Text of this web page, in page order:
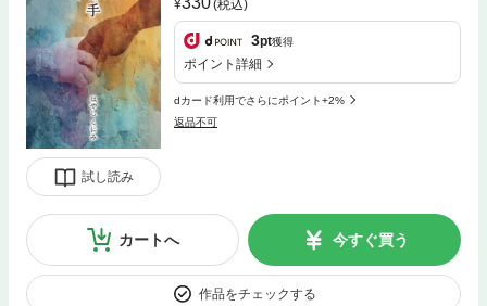
試し読み
(税込)
3pt獲得
ポイント詳細
dカード利用でさらにポイント+2%
返品不可
カートへ 今すぐ買う
作品をチェックする